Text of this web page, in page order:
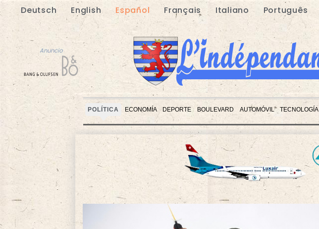
Deutsch English Español Français Italiano Português
Anuncio
POLÍTICA ECONOMÍA DEPORTE BOULEVARD AUTOMÓVIL TECNOLOGÍA